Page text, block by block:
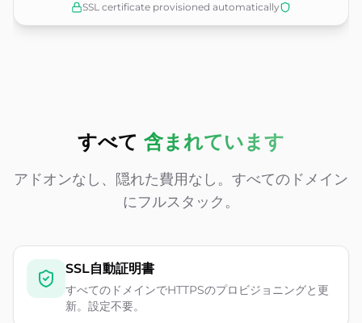
SSL certificate provisioned automatically
すべて 含まれています
アドオンなし、隠れた費用なし。すべてのドメイン
にフルスタック。
SSL自動証明書
すべてのドメインでHTTPSのプロビジョニングと更
新。設定不要。